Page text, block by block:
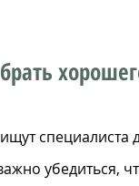
специалиста
убедиться,